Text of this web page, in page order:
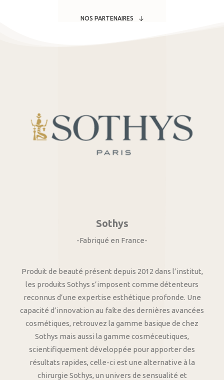
NOS PARTENAIRES
Sothys
-Fabriqué en France-
Produit de beauté présent depuis 2012 dans l’institut,
les produits Sothys s’imposent comme détenteurs
reconnus d’une expertise esthétique profonde. Une
capacité d’innovation au faîte des dernières avancées
cosmétiques, retrouvez la gamme basique de chez
Sothys mais aussi la gamme cosméceutiques,
scientifiquement développée pour apporter des
résultats rapides, celle-ci est une alternative à la
chirurgie Sothys, un univers de sensualité et